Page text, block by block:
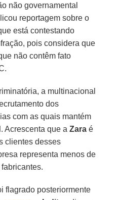
não governamental
reportagem sobre o
está contestando
pois considera que
não contêm fato
a multinacional
dos
com as quais mantém
Acrescenta que aZara é
clientes desses
representa menos de
flagrado posteriormente